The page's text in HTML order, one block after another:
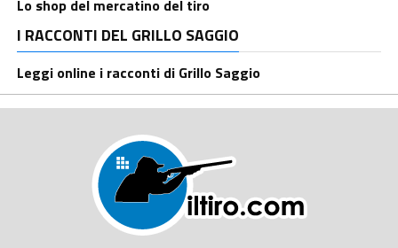
Lo shop del mercatino del tiro
I RACCONTI DEL GRILLO SAGGIO
Leggi online i racconti di Grillo Saggio